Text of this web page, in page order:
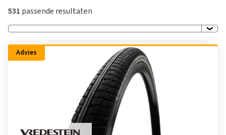
531 passende resultaten
Advies